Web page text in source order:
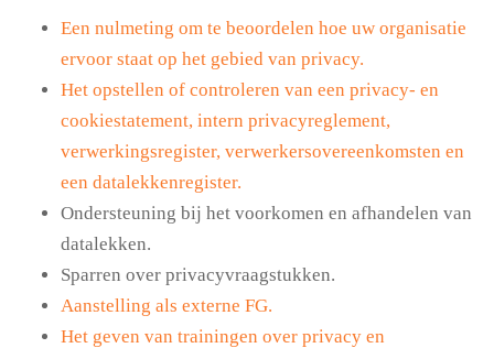
Een nulmeting om te beoordelen hoe uw organisatie
ervoor staat op het gebied van privacy.
Het opstellen of controleren van een privacy- en
cookiestatement, intern privacyreglement,
verwerkingsregister, verwerkersovereenkomsten en
een datalekkenregister.
Ondersteuning bij het voorkomen en afhandelen van
datalekken.
Sparren over privacyvraagstukken.
Aanstelling als externe FG.
Het geven van trainingen over privacy en